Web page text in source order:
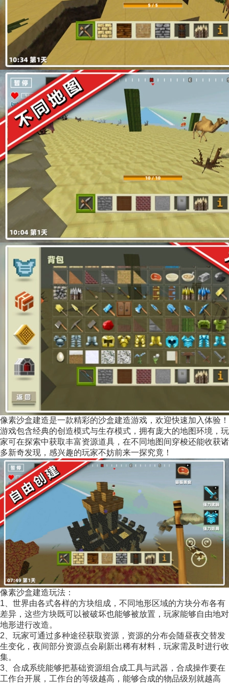
像素沙盒建造是一款精彩的沙盒建造游戏，欢迎快速加入体验！
游戏包含经典的创造模式与生存模式，拥有庞大的地图环境，玩
家可在探索中获取丰富资源道具，在不同地图间穿梭还能收获诸
多新奇发现，感兴趣的玩家不妨前来一探究竟！
像素沙盒建造玩法：
1、世界由各式各样的方块组成，不同地形区域的方块分布各有
差异，这些方块既可以被破坏也能够被放置，玩家能够自由地对
地形进行改造。
2、玩家可通过多种途径获取资源，资源的分布会随昼夜交替发
生变化，夜间部分资源点会刷新出稀有材料，玩家需及时进行收
集。
3、合成系统能够把基础资源组合成工具与武器，合成操作要在
工作台开展，工作台的等级越高，能够合成的物品级别就越高